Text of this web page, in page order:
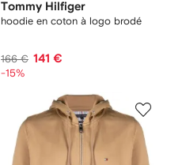
Tommy Hilfiger
hoodie en coton à logo brodé
166 € 141 €
-15%